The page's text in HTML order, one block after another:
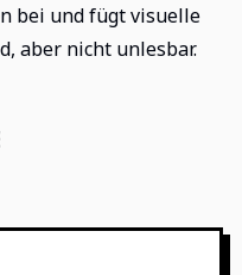
bei und fügt visuelle
aber nicht unlesbar.